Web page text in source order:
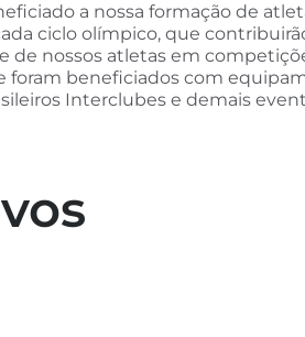
a nossa formação de
ciclo olímpico, que
de nossos atletas em
foram beneficiados com
Interclubes e demais